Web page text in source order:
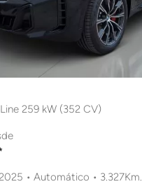
259 kW (352 CV)
• Automático • 3.327Km.